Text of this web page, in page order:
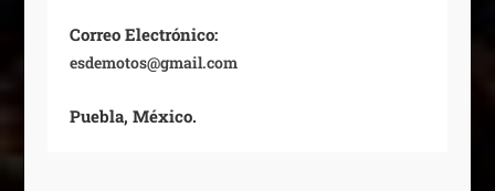
Correo Electrónico:
esdemotos@gmail.com
Puebla, México.